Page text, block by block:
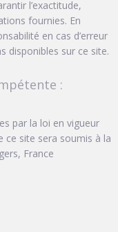
l’exactitude,
fournies. En
en cas d’erreur
disponibles sur ce site.
:
par la loi en vigueur
ce site sera soumis à la
France